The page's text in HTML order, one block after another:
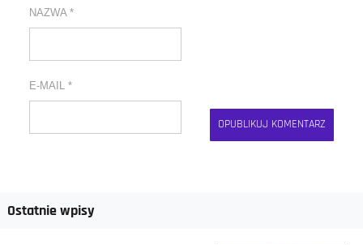
NAZWA *
E-MAIL *
Ostatnie wpisy